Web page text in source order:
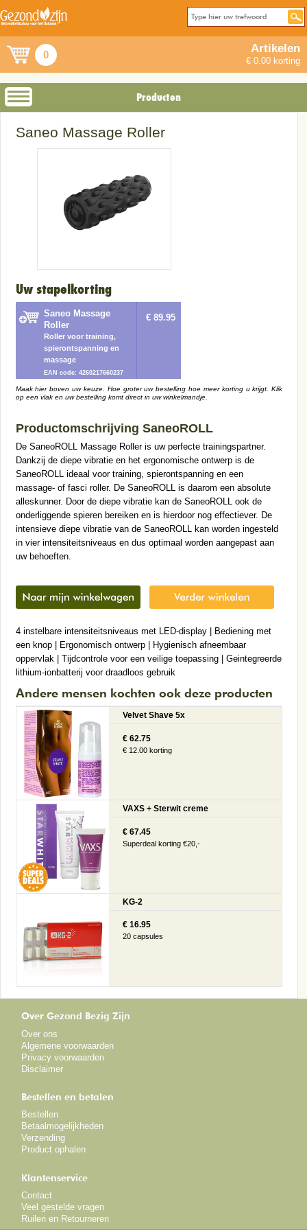
0 Artikelen
€ 0.00 korting
Producten
Saneo Massage Roller
Uw stapelkorting
Saneo Massage
Roller
Roller voor training,
spierontspanning en
massage
EAN code: 4260217660237
€ 89.95
Maak hier boven uw keuze. Hoe groter uw bestelling hoe meer korting u krijgt. Klik
op een vlak en uw bestelling komt direct in uw winkelmandje.
Productomschrijving SaneoROLL
De SaneoROLL Massage Roller is uw perfecte trainingspartner.
Dankzij de diepe vibratie en het ergonomische ontwerp is de
SaneoROLL ideaal voor training, spierontspanning en een
massage- of fasci roller. De SaneoROLL is daarom een absolute
alleskunner. Door de diepe vibratie kan de SaneoROLL ook de
onderliggende spieren bereiken en is hierdoor nog effectiever. De
intensieve diepe vibratie van de SaneoROLL kan worden ingesteld
in vier intensiteitsniveaus en dus optimaal worden aangepast aan
uw behoeften.
4 instelbare intensiteitsniveaus met LED-display | Bediening met
een knop | Ergonomisch ontwerp | Hygienisch afneembaar
oppervlak | Tijdcontrole voor een veilige toepassing | Geintegreerde
lithium-ionbatterij voor draadloos gebruik
Andere mensen kochten ook deze producten
Velvet Shave 5x
€ 62.75
€ 12.00 korting
VAXS + Sterwit creme
€ 67.45
Superdeal korting €20,-
KG-2
€ 16.95
20 capsules
Over Gezond Bezig Zijn
Over ons
Algemene voorwaarden
Privacy voorwaarden
Disclaimer
Bestellen en betalen
Bestellen
Betaalmogelijkheden
Verzending
Product ophalen
Klantenservice
Contact
Veel gestelde vragen
Ruilen en Retourneren